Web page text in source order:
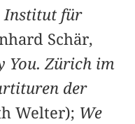
Institut für
Schär,
You. Zürich im
der
Welter); We